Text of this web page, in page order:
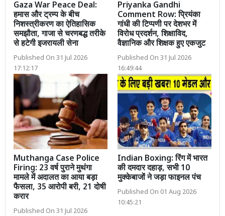
Gaza War Peace Deal:
हमास और ट्रम्प के बीच
निशस्त्रीकरण का ऐतिहासिक
समझौता, गाजा से चरणबद्ध तरीके
से हटेगी इजरायली सेना
Published On 31 Jul 2026
17:12:17
Priyanka Gandhi
Comment Row: प्रियंका
गांधी की टिप्पणी पर देशभर में
विरोध प्रदर्शन, शिक्षाविद,
वैज्ञानिक और शिक्षक हुए एकजुट
Published On 31 Jul 2026
16:49:44
Muthanga Case Police
Firing: 23 वर्ष पुराने मुथंगा
मामले में अदालत का आया बड़ा
फैसला, 35 आरोपी बरी, 21 दोषी
करार
Published On 31 Jul 2026
Indian Boxing: रिंग में भारत
की दमदार दहाड़, सभी 10
मुक्केबाजों ने जड़ा फाइनल पंच
Published On 01 Aug 2026
10:45:21